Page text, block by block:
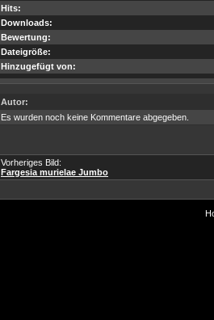
Hits:
Downloads:
Bewertung:
Dateigröße:
Hinzugefügt von:
Autor:
Es wurden noch keine Kommentare abgegeben.
Vorheriges Bild:
Fargesia murielae Jumbo